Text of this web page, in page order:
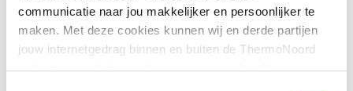
communicatie naar jou makkelijker en persoonlijker te
maken. Met deze cookies kunnen wij en derde partijen
jouw internetgedrag binnen en buiten de ThermoNoord
website en webshop volgen en verzamelen. Hiermee
Nom. spanning 18
Accucapaciteit 2.5
Toon meer